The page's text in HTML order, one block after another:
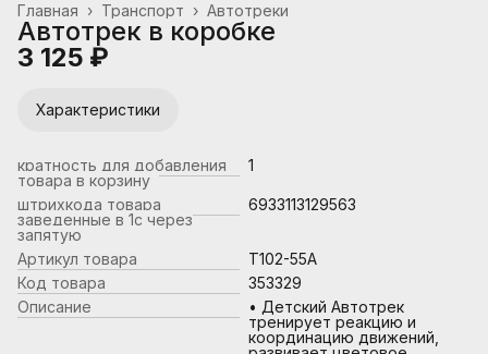
Автотреки
Транспорт ›
Главная ›
Автотрек в коробке
3 125 ₽
Характеристики
кратность для добавления
товара в корзину
1
штрихкода товара
заведенные в 1с через
запятую
6933113129563
Артикул товара
T102-55A
Код товара
353329
Описание
• Детский Автотрек
тренирует реакцию и
координацию движений,